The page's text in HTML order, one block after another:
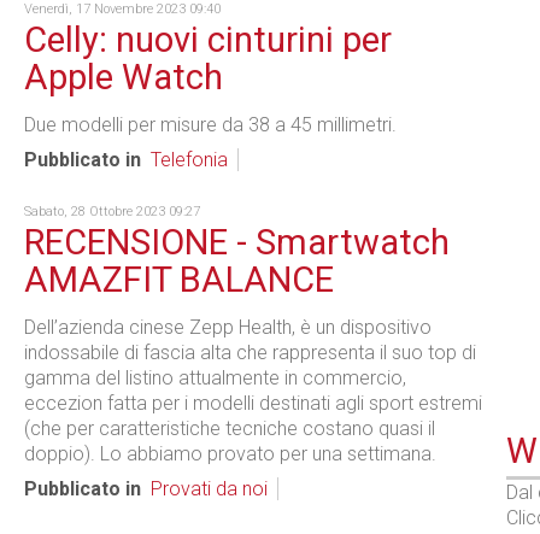
Venerdì, 17 Novembre 2023 09:40
Celly: nuovi cinturini per
Apple Watch
Due modelli per misure da 38 a 45 millimetri.
Pubblicato in Telefonia
Sabato, 28 Ottobre 2023 09:27
RECENSIONE - Smartwatch
AMAZFIT BALANCE
Dell’azienda cinese Zepp Health, è un dispositivo
indossabile di fascia alta che rappresenta il suo top di
gamma del listino attualmente in commercio,
eccezion fatta per i modelli destinati agli sport estremi
(che per caratteristiche tecniche costano quasi il
doppio). Lo abbiamo provato per una settimana.
Pubblicato in Provati da noi